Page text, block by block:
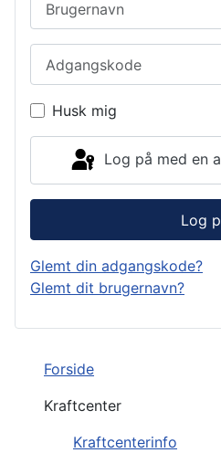
Forside
Kraftcenter
Kraftcenterinfo
Husk mig
Log på med en
Log
Glemt din adgangskode?
Glemt dit brugernavn?